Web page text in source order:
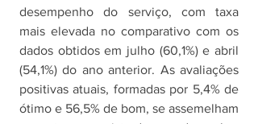
desempenho do serviço, com taxa
mais elevada no comparativo com os
dados obtidos em julho (60,1%) e abril
(54,1%) do ano anterior. As avaliações
positivas atuais, formadas por 5,4% de
ótimo e 56,5% de bom, se assemelham